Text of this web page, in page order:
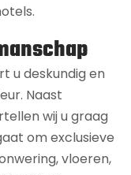
u deskundig en
Naast
wij u graag
om exclusieve
vloeren,